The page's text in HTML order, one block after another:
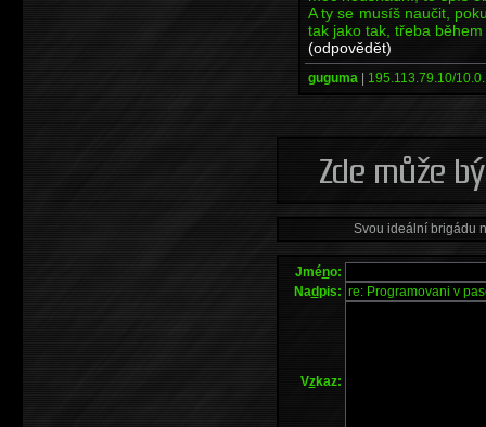
A ty se musíš naučit,
tak jako tak, třeba
(odpovědět)
guguma | 195.113.79.10/
Svou ideální brigádu
Jméno:
Nadpis:
Vzkaz: